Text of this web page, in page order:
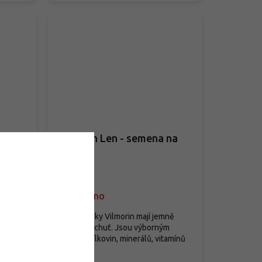
Vilmorin Len - semena na
Vyprodáno
Len na klíčky Vilmorin mají jemně
nasládlou chuť. Jsou výborným
zdrojem bílkovin, minerálů, vitamínů